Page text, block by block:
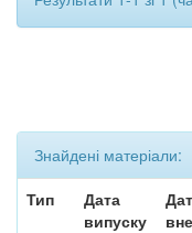
Знайдені матеріали:
Тип
Дата
випуску